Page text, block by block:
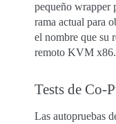
pequeño wrapper
rama actual para
el nombre que su
remoto KVM x86.
Tests de Co-
Las autopruebas